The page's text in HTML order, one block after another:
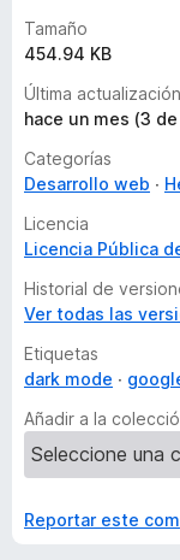
Tamaño
454.94 KB
Última actualización
hace un mes (3
Categorías
Desarrollo web
Licencia
Licencia Pública
Historial de
Ver todas las
Etiquetas
dark mode
Añadir a la
Reportar este